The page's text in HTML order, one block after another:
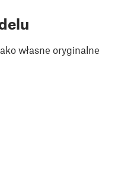
własne oryginalne